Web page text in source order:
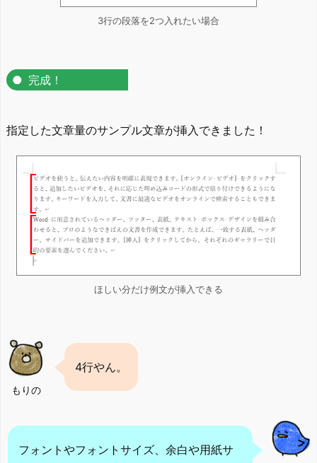
3行の段落を2つ入れたい場合
完成！
指定した文章量のサンプル文章が挿入できました！
ほしい分だけ例文が挿入できる
もりの
4行やん。
フォントやフォントサイズ、余白や用紙サ